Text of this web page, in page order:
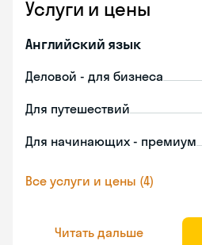
Услуги и цены
Английский язык
Деловой - для бизнеса
Для путешествий
Для начинающих - премиум
Все услуги и цены (4)
Читать дальше